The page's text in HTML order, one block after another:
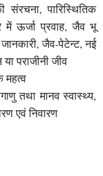
संरचना, पारिस्थितिक
ऊर्जा प्रवाह, जैव भू
जैव-पेटेन्ट, नई
पराजीनी जीव
महत्व
तथा मानव स्वास्थ्य,
एवं निवारण